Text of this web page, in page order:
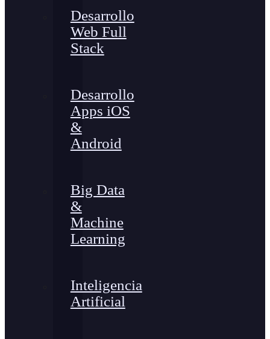
Desarrollo
Web Full
Stack
Desarrollo
Apps iOS
&
Android
Big Data
&
Machine
Learning
Inteligencia
Artificial